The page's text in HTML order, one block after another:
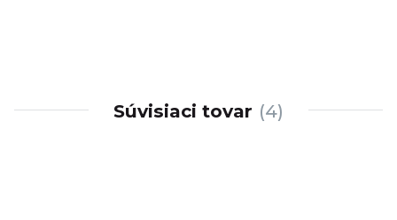
Súvisiaci tovar 4